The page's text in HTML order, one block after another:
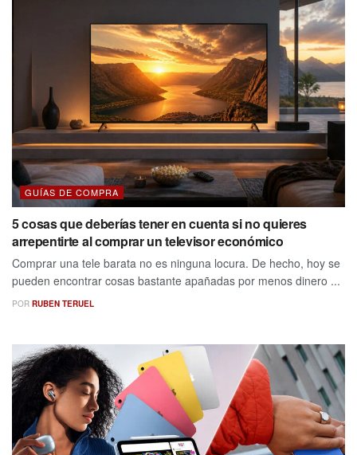
GUÍAS DE COMPRA
5 cosas que deberías tener en cuenta si no quieres
arrepentirte al comprar un televisor económico
Comprar una tele barata no es ninguna locura. De hecho, hoy se
pueden encontrar cosas bastante apañadas por menos dinero ...
POR RUBEN TERUEL